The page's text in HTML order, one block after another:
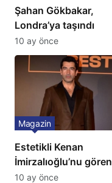
Şahan Gökbakar,
Londra’ya taşındı
10 ay önce
Estetikli Kenan
İmirzalıoğlu’nu gören
tanıyamıyor: Son hali
Magazin
10 ay önce